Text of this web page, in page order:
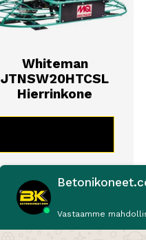
Whiteman
JTNSW20HTCSL
Hierrinkone
Vastaamme